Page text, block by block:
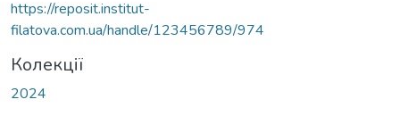
https://reposit.institut-
filatova.com.ua/handle/123456789/974
Колекції
2024